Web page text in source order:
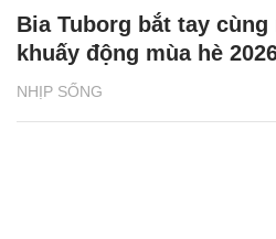
NHỊP SỐNG
Bia Tuborg bắt tay cùng
khuấy động mùa hè